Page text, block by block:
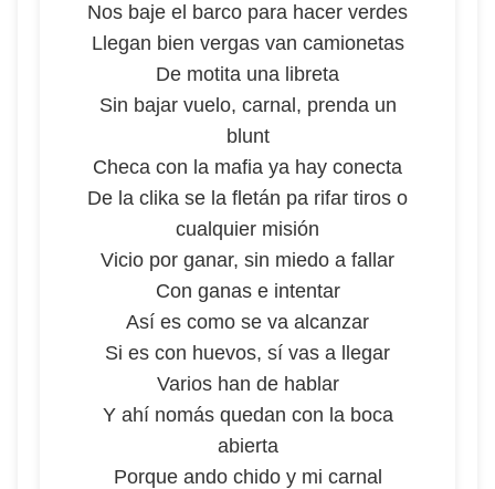
Nos baje el barco para hacer verdes
Llegan bien vergas van camionetas
De motita una libreta
Sin bajar vuelo, carnal, prenda un
blunt
Checa con la mafia ya hay conecta
De la clika se la fletán pa rifar tiros o
cualquier misión
Vicio por ganar, sin miedo a fallar
Con ganas e intentar
Así es como se va alcanzar
Si es con huevos, sí vas a llegar
Varios han de hablar
Y ahí nomás quedan con la boca
abierta
Porque ando chido y mi carnal